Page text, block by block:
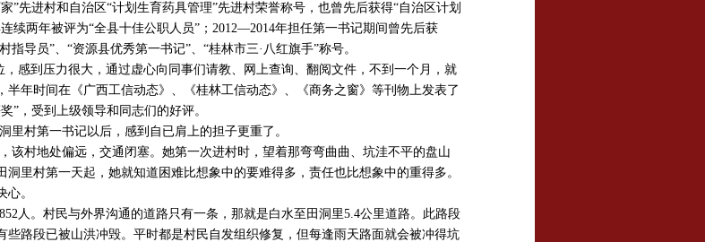
”先进村和自治区“计划生育药具管理”先进村荣誉称号，也曾先后获得“自治区计划
续两年被评为“全县十佳公职人员”；2012—2014年担任第一书记期间曾先后获
指导员”、“资源县优秀第一书记”、“桂林市三·八红旗手”称号。
，感到压力很大，通过虚心向同事们请教、网上查询、翻阅文件，不到一个月，就
年时间在《广西工信动态》、《桂林工信动态》、《商务之窗》等刊物上发表了
”，受到上级领导和同志们的好评。
里村第一书记以后，感到自已肩上的担子更重了。
该村地处偏远，交通闭塞。她第一次进村时，望着那弯弯曲曲、坑洼不平的盘山
里村第一天起，她就知道困难比想象中的要难得多，责任也比想象中的重得多。
。
人。村民与外界沟通的道路只有一条，那就是白水至田洞里5.4公里道路。此路段
些路段已被山洪冲毁。平时都是村民自发组织修复，但每逢雨天路面就会被冲得坑